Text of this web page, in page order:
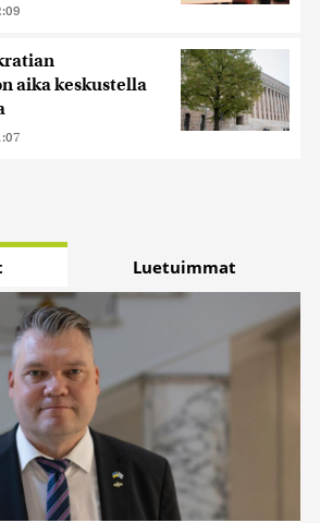
aika keskustella
Luetuimmat